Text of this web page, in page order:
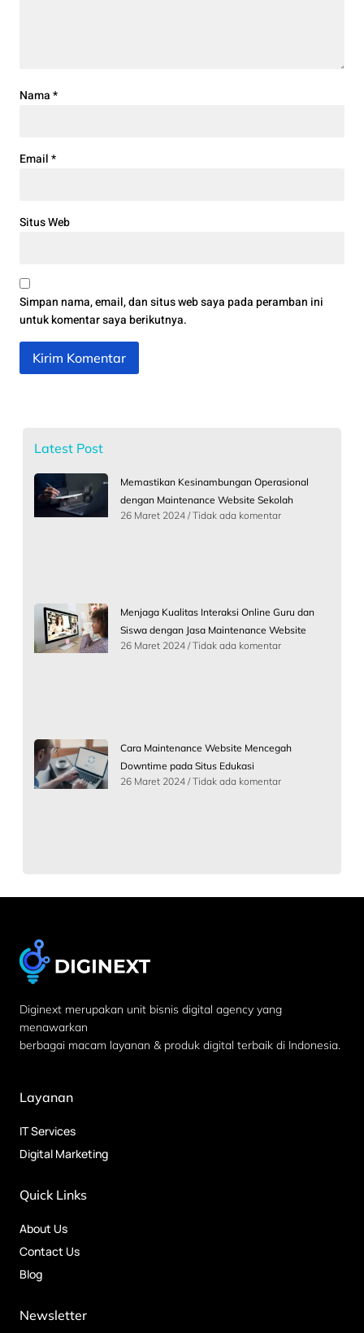
Nama*
Email*
Situs Web
Simpan nama, email, dan situs web saya pada peramban ini
untuk komentar saya berikutnya.
Latest Post
Memastikan Kesinambungan Operasional
dengan Maintenance Website Sekolah
26 Maret 2024 Tidak ada komentar
Menjaga Kualitas Interaksi Online Guru dan
Siswa dengan Jasa Maintenance Website
26 Maret 2024 Tidak ada komentar
Cara Maintenance Website Mencegah
Downtime pada Situs Edukasi
26 Maret 2024 Tidak ada komentar
Diginext merupakan unit bisnis digital agency yang
menawarkan
berbagai macam layanan & produk digital terbaik di Indonesia.
Layanan
IT Services
Digital Marketing
Quick Links
About Us
Contact Us
Blog
Newsletter